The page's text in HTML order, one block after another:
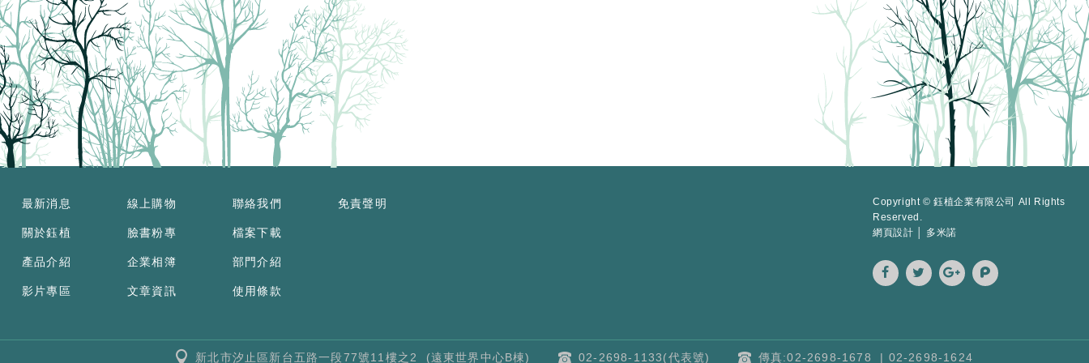
最新消息
關於鈺植
產品介紹
影片專區
線上購物
臉書粉專
企業相簿
文章資訊
聯絡我們
檔案下載
部門介紹
使用條款
免責聲明
Copyright © 鈺植企業有限公司 All Rights
Reserved.
網頁設計 │ 多米諾
新北市汐止區新台五路一段77號11樓之2 (遠東世界中心B棟) 02-2698-1133(代表號) 傳真:02-2698-1678 | 02-2698-1624